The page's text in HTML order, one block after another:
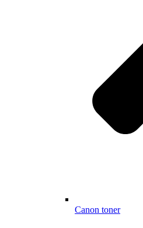
Canon toner